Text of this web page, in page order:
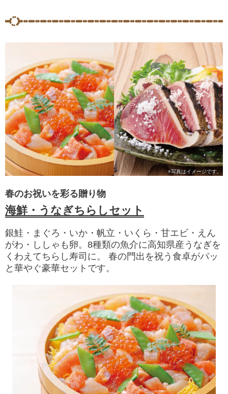
※写真はイメージです。
春のお祝いを彩る贈り物
海鮮・うなぎちらしセット
銀鮭・まぐろ・いか・帆立・いくら・甘エビ・えん
がわ・ししゃも卵。8種類の魚介に高知県産うなぎを
くわえてちらし寿司に。 春の門出を祝う食卓がパッ
と華やぐ豪華セットです。